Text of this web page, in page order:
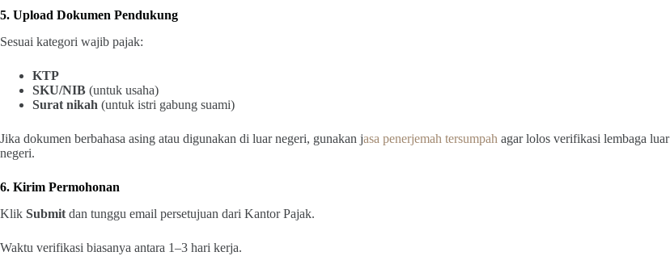
5. Upload Dokumen Pendukung
Sesuai kategori wajib pajak:
KTP
SKU/NIB (untuk usaha)
Surat nikah (untuk istri gabung suami)
Jika dokumen berbahasa asing atau digunakan di luar negeri, gunakan jasa penerjemah tersumpah agar lolos verifikasi lembaga luar
negeri.
6. Kirim Permohonan
Klik Submit dan tunggu email persetujuan dari Kantor Pajak.
Waktu verifikasi biasanya antara 1–3 hari kerja.